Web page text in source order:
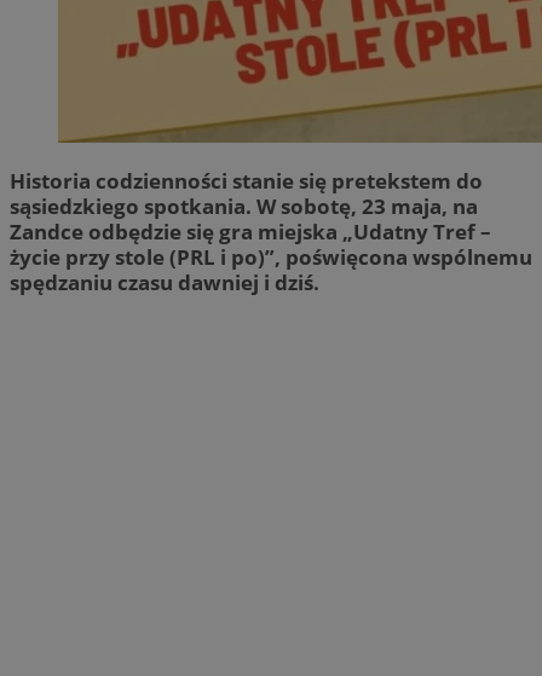
Historia codzienności stanie się pretekstem do
sąsiedzkiego spotkania. W sobotę, 23 maja, na
Zandce odbędzie się gra miejska „Udatny Tref –
życie przy stole (PRL i po)”, poświęcona wspólnemu
spędzaniu czasu dawniej i dziś.